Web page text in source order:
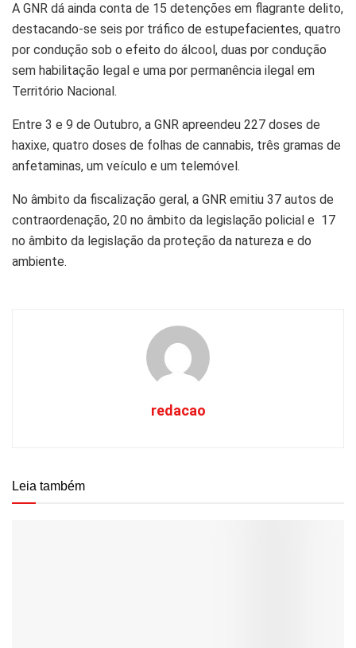
A GNR dá ainda conta de 15 detenções em flagrante delito,
destacando-se seis por tráfico de estupefacientes, quatro
por condução sob o efeito do álcool, duas por condução
sem habilitação legal e uma por permanência ilegal em
Território Nacional.
Entre 3 e 9 de Outubro, a GNR apreendeu 227 doses de
haxixe, quatro doses de folhas de cannabis, três gramas de
anfetaminas, um veículo e um telemóvel.
No âmbito da fiscalização geral, a GNR emitiu 37 autos de
contraordenação, 20 no âmbito da legislação policial e 17
no âmbito da legislação da proteção da natureza e do
ambiente.
redacao
Leia também